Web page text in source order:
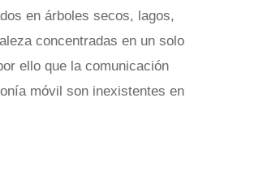
en árboles secos, lagos,
concentradas en un solo
ello que la comunicación
móvil son inexistentes en